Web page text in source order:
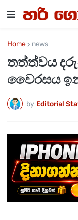
Home news
තත්ත්වය
වෛරසය
by Editorial